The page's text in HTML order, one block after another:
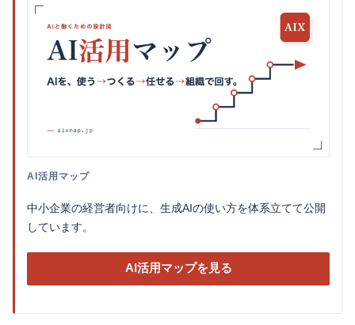
AI活用マップ
中小企業の経営者向けに、生成AIの使い方を体系立てて公開
しています。
AI活用マップを見る